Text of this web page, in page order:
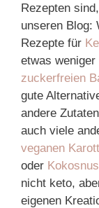
Rezepten
unseren Blog:
Rezepte für
etwas weniger
zuckerfreien
gute
andere
auch viele
veganen
oder
nicht keto,
eigenen